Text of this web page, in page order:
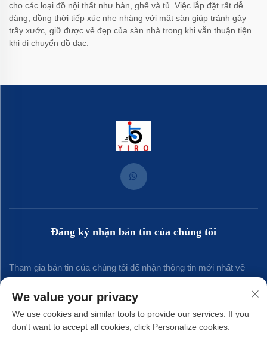
cho các loại đồ nội thất như bàn, ghế và tủ. Việc lắp đặt rất dễ
dàng, đồng thời tiếp xúc nhẹ nhàng với mặt sàn giúp tránh gây
trầy xước, giữ được vẻ đẹp của sàn nhà trong khi vẫn thuận tiện
khi di chuyển đồ đạc.
Đăng ký nhận bản tin của chúng tôi
Tham gia bản tin của chúng tôi để nhận thông tin mới nhất về
Đăng ký
We value your privacy
We use cookies and similar tools to provide our services. If you
don't want to accept all cookies, click Personalize cookies.